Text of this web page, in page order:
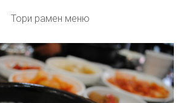
Тори рамен меню